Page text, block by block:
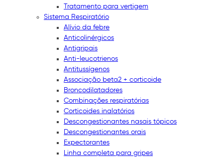
Tratamento para vertigem
Sistema Respiratório
Alívio da febre
Anticolinérgicos
Antigripais
Anti-leucotrienos
Antitussígenos
Associação beta2 + corticoide
Broncodilatadores
Combinações respiratórias
Corticoides inalatórios
Descongestionantes nasais tópicos
Descongestionantes orais
Expectorantes
Linha completa para gripes